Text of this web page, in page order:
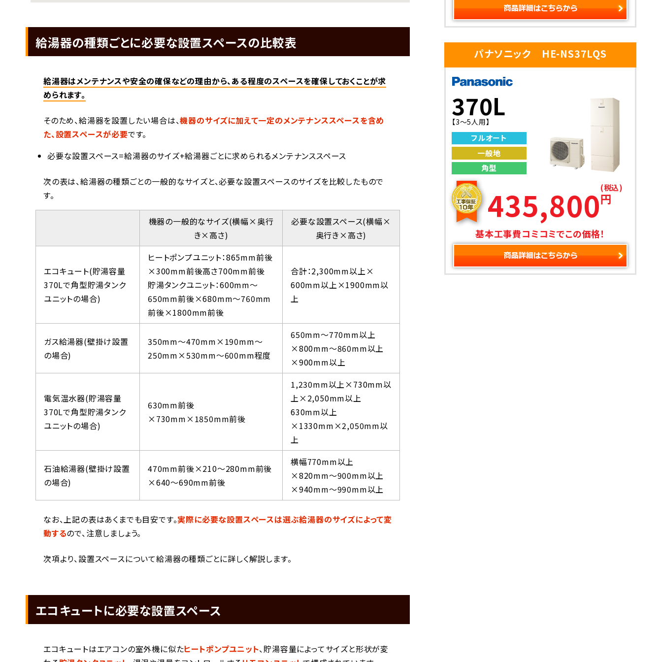
給湯器の種類ごとに必要な設置スペースの比較表
給湯器はメンテナンスや安全の確保などの理由から、ある程度のスペースを確保しておくことが求
められます。
そのため、給湯器を設置したい場合は、機器のサイズに加えて一定のメンテナンススペースを含め
た、設置スペースが必要です。
必要な設置スペース=給湯器のサイズ+給湯器ごとに求められるメンテナンススペース
次の表は、給湯器の種類ごとの一般的なサイズと、必要な設置スペースのサイズを比較したもので
す。
機器の一般的なサイズ(横幅×奥行
き×高さ)
必要な設置スペース(横幅×
奥行き×高さ)
エコキュート(貯湯容量
370Lで角型貯湯タンク
ユニットの場合)
ヒートポンプユニット：865mm前後
×300mm前後高さ700mm前後
貯湯タンクユニット：600mm～
650mm前後×680mm～760mm
前後×1800mm前後
合計：2,300mm以上×
600mm以上×1900mm以
上
ガス給湯器(壁掛け設置
の場合)
350mm～470mm×190mm～
250mm×530mm～600mm程度
650mm～770mm以上
×800mm～860mm以上
×900mm以上
電気温水器(貯湯容量
370Lで角型貯湯タンク
ユニットの場合)
630mm前後
×730mm×1850mm前後
1,230mm以上×730mm以
上×2,050mm以上
630mm以上
×1330mm×2,050mm以
上
石油給湯器(壁掛け設置
の場合)
470mm前後×210～280mm前後
×640～690mm前後
横幅770mm以上
×820mm～900mm以上
×940mm～990mm以上
なお、上記の表はあくまでも目安です。実際に必要な設置スペースは選ぶ給湯器のサイズによって変
動するので、注意しましょう。
次項より、設置スペースについて給湯器の種類ごとに詳しく解説します。
エコキュートに必要な設置スペース
エコキュートはエアコンの室外機に似たヒートポンプユニット、貯湯容量によってサイズと形状が変
パナソニック HE-NS37LQS
370L
【3～5人用】
フルオート
一般地
角型
435,800円
(税込)
基本工事費コミコミでこの価格！